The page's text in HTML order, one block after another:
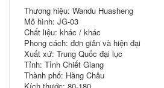
Thương hiệu: Wandu Huasheng
Mô hình: JG-03
Chất liệu: khác / khác
Phong cách: đơn giản và hiện đại
Xuất xứ: Trung Quốc đại lục
Tỉnh: Tỉnh Chiết Giang
Thành phố: Hàng Châu